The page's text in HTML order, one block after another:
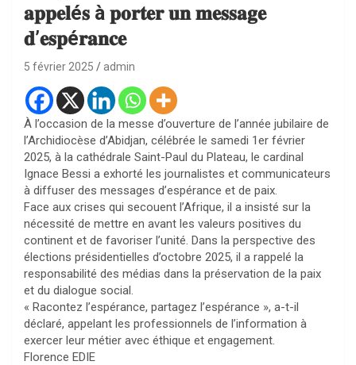
𝐚𝐩𝐩𝐞𝐥é𝐬 à 𝐩𝐨𝐫𝐭𝐞𝐫 𝐮𝐧 𝐦𝐞𝐬𝐬𝐚𝐠𝐞
𝐝’𝐞𝐬𝐩é𝐫𝐚𝐧𝐜𝐞
5 février 2025 admin
À l’occasion de la messe d’ouverture de l’année jubilaire de
l’Archidiocèse d’Abidjan, célébrée le samedi 1er février
2025, à la cathédrale Saint-Paul du Plateau, le cardinal
Ignace Bessi a exhorté les journalistes et communicateurs
à diffuser des messages d’espérance et de paix.
Face aux crises qui secouent l’Afrique, il a insisté sur la
nécessité de mettre en avant les valeurs positives du
continent et de favoriser l’unité. Dans la perspective des
élections présidentielles d’octobre 2025, il a rappelé la
responsabilité des médias dans la préservation de la paix
et du dialogue social.
« Racontez l’espérance, partagez l’espérance », a-t-il
déclaré, appelant les professionnels de l’information à
exercer leur métier avec éthique et engagement.
Florence EDIE